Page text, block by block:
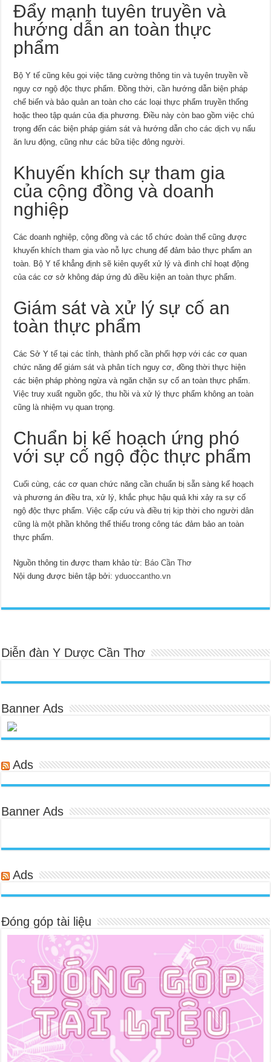
Đẩy mạnh tuyên truyền và
hướng dẫn an toàn thực
phẩm
Bộ Y tế cũng kêu gọi việc tăng cường thông tin và tuyên truyền về
nguy cơ ngộ độc thực phẩm. Đồng thời, cần hướng dẫn biện pháp
chế biến và bảo quản an toàn cho các loại thực phẩm truyền thống
hoặc theo tập quán của địa phương. Điều này còn bao gồm việc chú
trọng đến các biện pháp giám sát và hướng dẫn cho các dịch vụ nấu
ăn lưu động, cũng như các bữa tiệc đông người.
Khuyến khích sự tham gia
của cộng đồng và doanh
nghiệp
Các doanh nghiệp, cộng đồng và các tổ chức đoàn thể cũng được
khuyến khích tham gia vào nỗ lực chung để đảm bảo thực phẩm an
toàn. Bộ Y tế khẳng định sẽ kiên quyết xử lý và đình chỉ hoạt động
của các cơ sở không đáp ứng đủ điều kiện an toàn thực phẩm.
Giám sát và xử lý sự cố an
toàn thực phẩm
Các Sở Y tế tại các tỉnh, thành phố cần phối hợp với các cơ quan
chức năng để giám sát và phân tích nguy cơ, đồng thời thực hiện
các biện pháp phòng ngừa và ngăn chặn sự cố an toàn thực phẩm.
Việc truy xuất nguồn gốc, thu hồi và xử lý thực phẩm không an toàn
cũng là nhiệm vụ quan trọng.
Chuẩn bị kế hoạch ứng phó
với sự cố ngộ độc thực phẩm
Cuối cùng, các cơ quan chức năng cần chuẩn bị sẵn sàng kế hoạch
và phương án điều tra, xử lý, khắc phục hậu quả khi xảy ra sự cố
ngộ độc thực phẩm. Việc cấp cứu và điều trị kịp thời cho người dân
cũng là một phần không thể thiếu trong công tác đảm bảo an toàn
thực phẩm.
Nguồn thông tin được tham khảo từ: Báo Cần Thơ
Nội dung được biên tập bởi:yduoccantho.vn
Diễn đàn Y Dược Cần Thơ
Banner Ads
Ads
Banner Ads
Ads
Đóng góp tài liệu